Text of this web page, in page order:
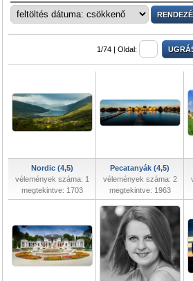
1/74 | Oldal:
Nordic (4,5)
vélemények száma: 1
megtekintve: 1703
Pecatanyák (4,5)
vélemények száma: 2
megtekintve: 1963